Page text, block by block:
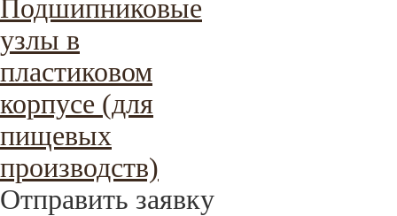
Подшипниковые
узлы в
пластиковом
корпусе (для
пищевых
производств)
Отправить заявку